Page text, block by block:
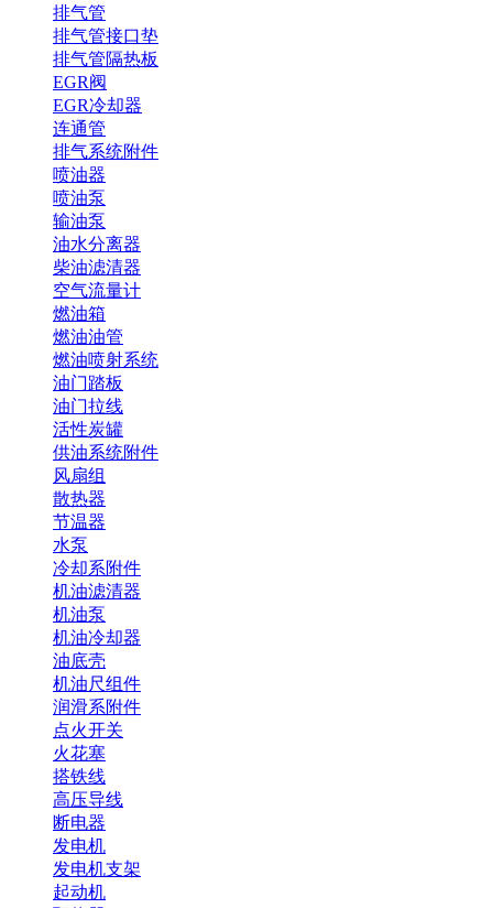
排气管
排气管接口垫
排气管隔热板
EGR阀
EGR冷却器
连通管
排气系统附件
喷油器
喷油泵
输油泵
油水分离器
柴油滤清器
空气流量计
燃油箱
燃油油管
燃油喷射系统
油门踏板
油门拉线
活性炭罐
供油系统附件
风扇组
散热器
节温器
水泵
冷却系附件
机油滤清器
机油泵
机油冷却器
油底壳
机油尺组件
润滑系附件
点火开关
火花塞
搭铁线
高压导线
断电器
发电机
发电机支架
起动机